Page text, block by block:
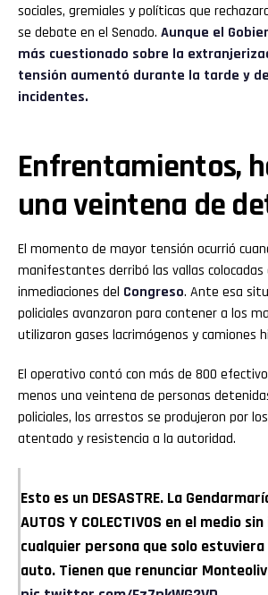
sociales, gremiales y políticas que
se debate en el Senado. Aunque el
más cuestionado sobre la
tensión aumentó durante la tarde y
incidentes.
Enfrentamientos,
una veintena de
El momento de mayor tensión ocurrió
manifestantes derribó las vallas colocadas
inmediaciones del Congreso. Ante esa
policiales avanzaron para contener a los
utilizaron gases lacrimógenos y camiones
El operativo contó con más de 800
menos una veintena de personas
policiales, los arrestos se produjeron por
atentado y resistencia a la autoridad.
Esto es un DESASTRE. La
AUTOS Y COLECTIVOS en el medio
cualquier persona que solo
auto. Tienen que renunciar